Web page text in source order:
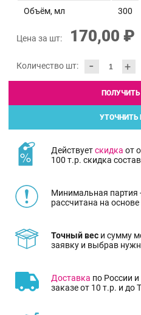
Объём, мл
300
Цена за шт: 170,00 ₽
Количество шт: - +
УТОЧНИТЬ
Действуетскидка от
100 т.р. скидка
Минимальная партия
рассчитана на
Точный вес и сумму
заявку и выбрав
Доставка по России
заказе от 10 т.р. и до